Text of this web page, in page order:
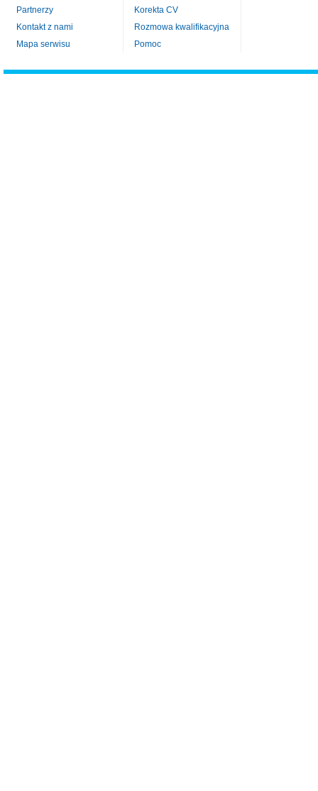
Partnerzy
Kontakt z nami
Mapa serwisu
Korekta CV
Rozmowa kwalifikacyjna
Pomoc